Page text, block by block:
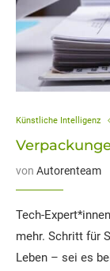
Künstliche Intelligenz
von Autorenteam
Tech-
mehr. Schritt für
Leben – sei es